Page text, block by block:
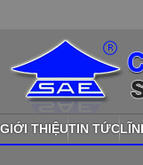
GIỚI THIỆUTIN TỨC